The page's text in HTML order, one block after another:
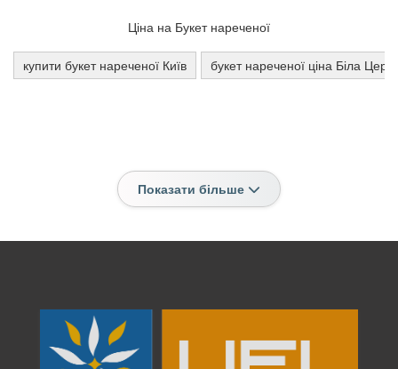
Ціна на Букет нареченої
купити букет нареченої Київ букет нареченої ціна Біла
Показати більше